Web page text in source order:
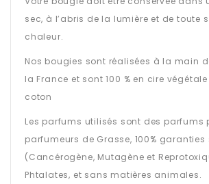
sec, à l’abris de la lumière et de toute
chaleur.
Nos bougies sont réalisées à la main
la France et sont 100 % en cire
coton
Les parfums utilisés sont des parfums
parfumeurs de Grasse, 100% garanties
(Cancérogène, Mutagène et
Phtalates, et sans matières animales.